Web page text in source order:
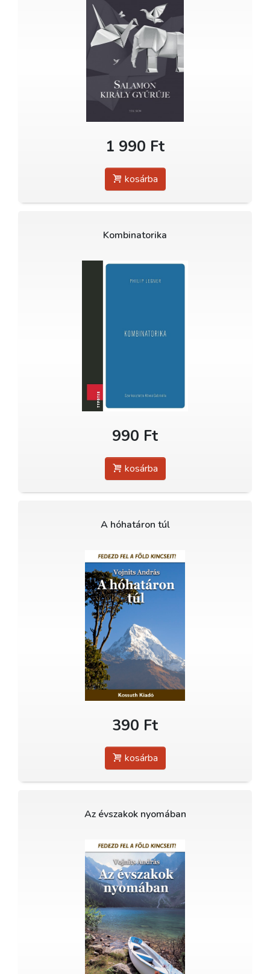
1 990 Ft
kosárba
Kombinatorika
990 Ft
kosárba
A hóhatáron túl
390 Ft
kosárba
Az évszakok nyomában